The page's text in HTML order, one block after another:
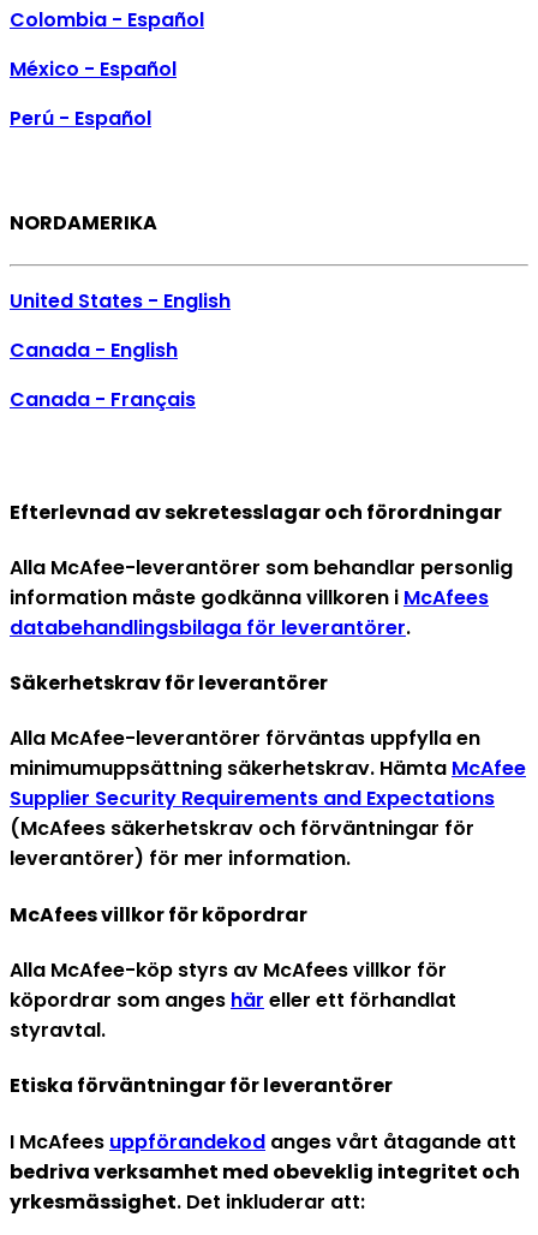
Colombia - Español
México - Español
Perú - Español
NORDAMERIKA
United States - English
Canada - English
Canada - Français
Efterlevnad av sekretesslagar och förordningar
Alla McAfee-leverantörer som behandlar personlig
information måste godkänna villkoren i McAfees
databehandlingsbilaga för leverantörer.
Säkerhetskrav för leverantörer
Alla McAfee-leverantörer förväntas uppfylla en
minimumuppsättning säkerhetskrav. Hämta McAfee
Supplier Security Requirements and Expectations
(McAfees säkerhetskrav och förväntningar för
leverantörer) för mer information.
McAfees villkor för köpordrar
Alla McAfee-köp styrs av McAfees villkor för
köpordrar som anges här eller ett förhandlat
styravtal.
Etiska förväntningar för leverantörer
I McAfees uppförandekod anges vårt åtagande att
bedriva verksamhet med obeveklig integritet och
yrkesmässighet. Det inkluderar att: